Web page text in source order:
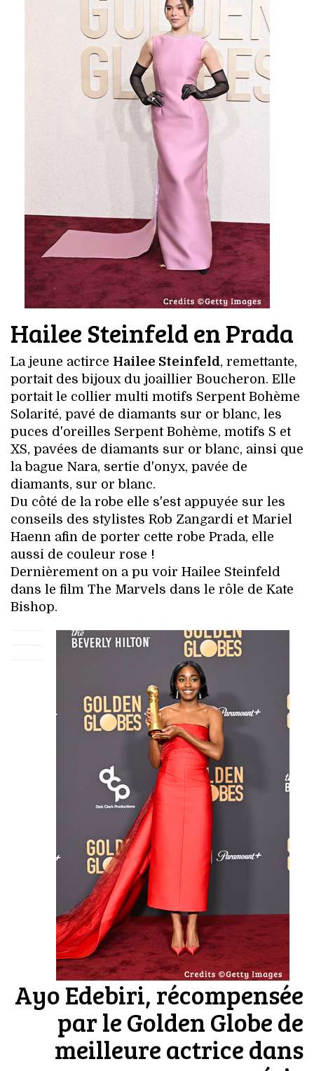
Hailee Steinfeld en Prada
La jeune actirce Hailee Steinfeld, remettante,
portait des bijoux du joaillier Boucheron. Elle
portait le collier multi motifs Serpent Bohème
Solarité, pavé de diamants sur or blanc, les
puces d'oreilles Serpent Bohème, motifs S et
XS, pavées de diamants sur or blanc, ainsi que
la bague Nara, sertie d'onyx, pavée de
diamants, sur or blanc.
Du côté de la robe elle s'est appuyée sur les
conseils des stylistes Rob Zangardi et Mariel
Haenn afin de porter cette robe Prada, elle
aussi de couleur rose !
Dernièrement on a pu voir Hailee Steinfeld
dans le film The Marvels dans le rôle de Kate
Bishop.
Ayo Edebiri, récompensée
par le Golden Globe de
meilleure actrice dans